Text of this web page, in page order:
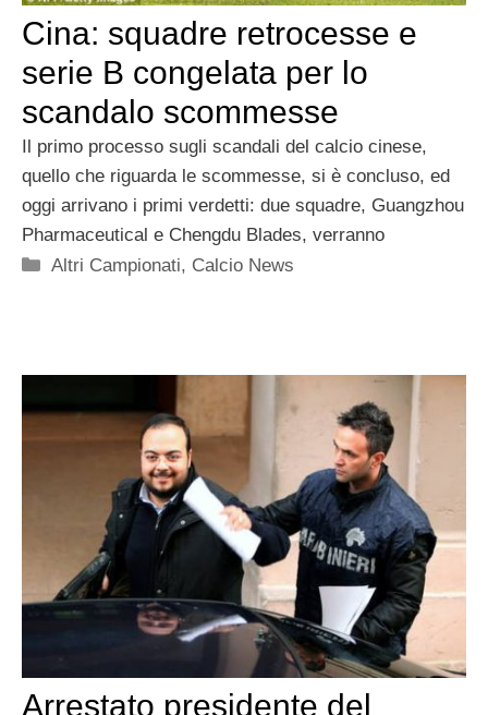
Cina: squadre retrocesse e
serie B congelata per lo
scandalo scommesse
Il primo processo sugli scandali del calcio cinese,
quello che riguarda le scommesse, si è concluso, ed
oggi arrivano i primi verdetti: due squadre, Guangzhou
Pharmaceutical e Chengdu Blades, verranno
Categorie
Altri Campionati, Calcio News
Arrestato presidente del